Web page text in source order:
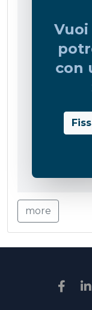
con
more